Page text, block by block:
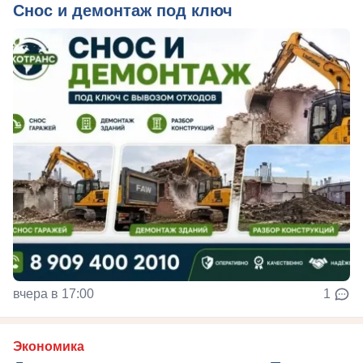
Снос и демонтаж под ключ
вчера в 17:00 1
Экономика